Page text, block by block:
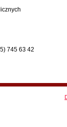
745 63 42